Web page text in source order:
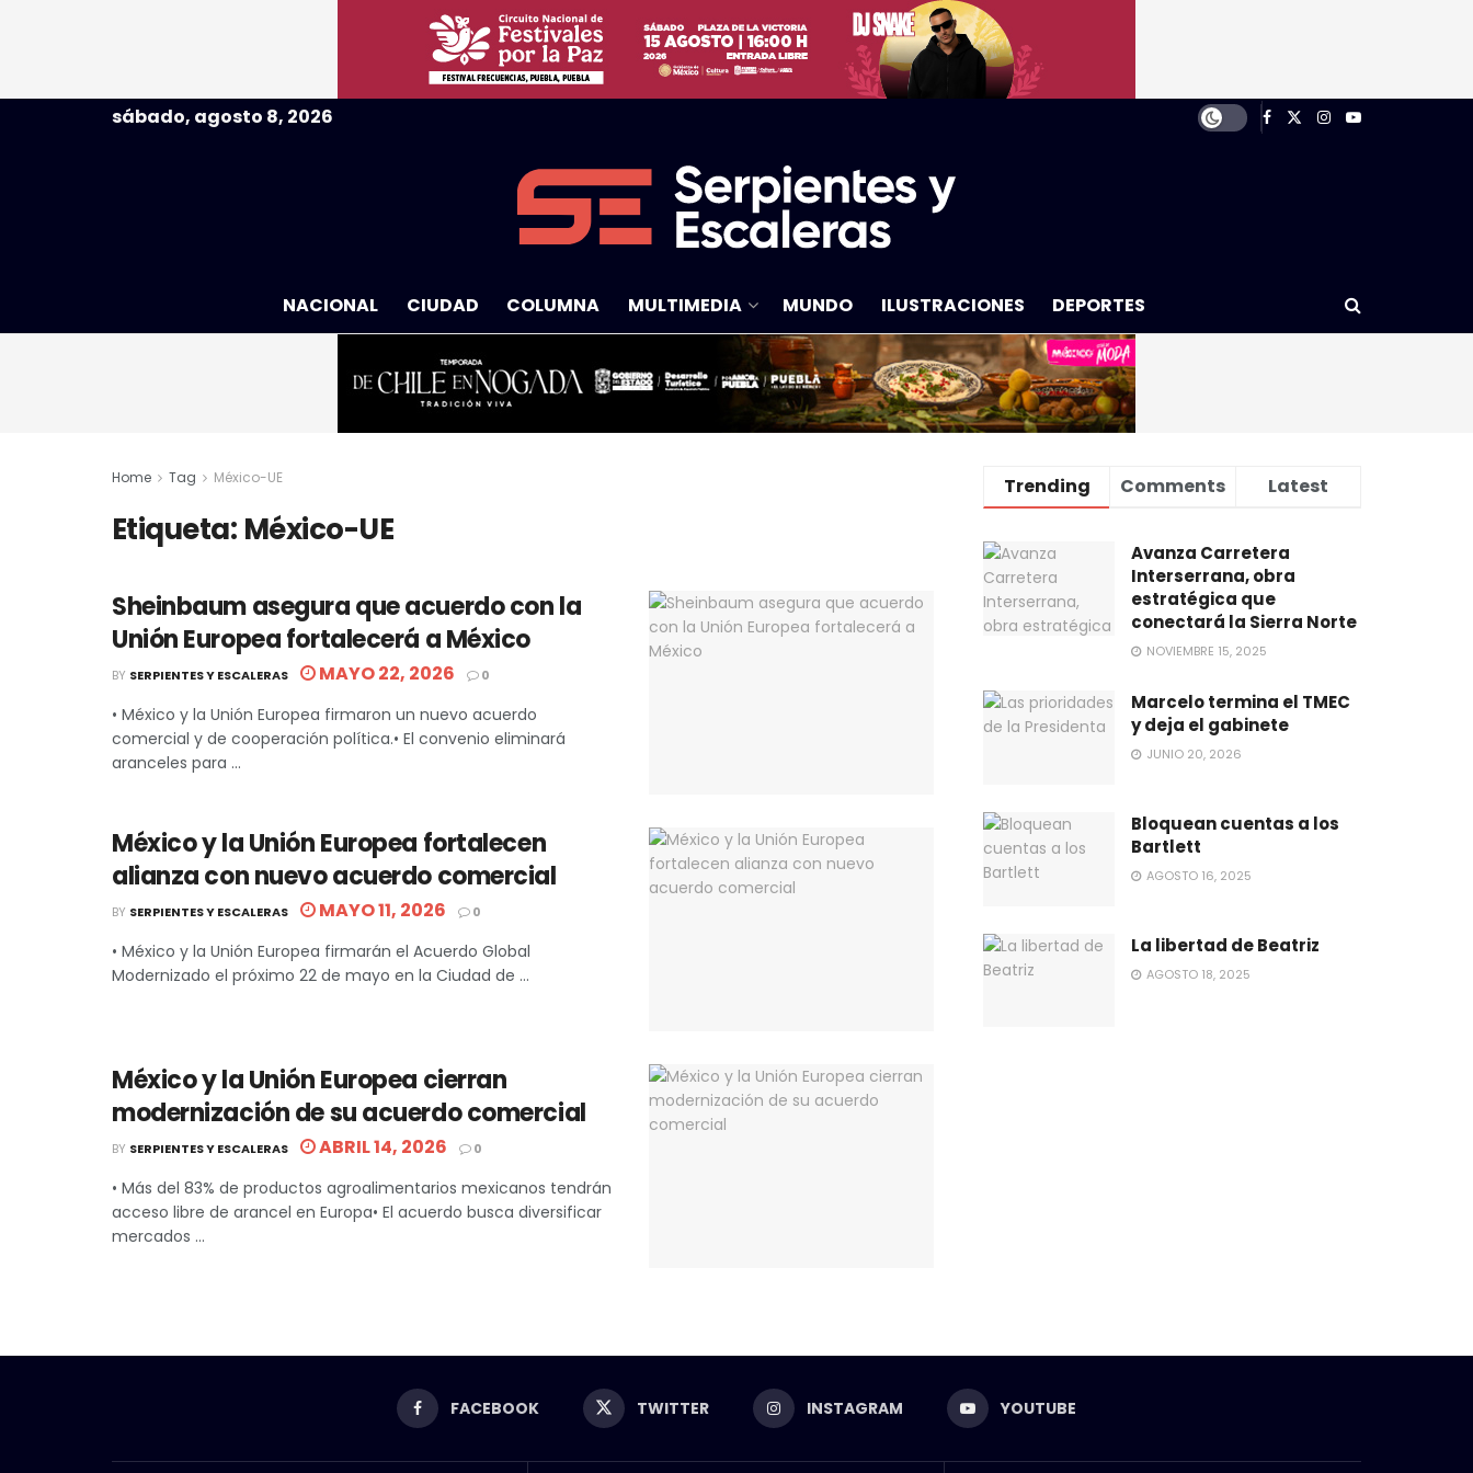
sábado, agosto 8, 2026
NACIONAL CIUDAD COLUMNA MULTIMEDIA MUNDO ILUSTRACIONES DEPORTES
Home Tag México-UE
Etiqueta: México-UE
Sheinbaum asegura que acuerdo con la
Unión Europea fortalecerá a México
BY SERPIENTES Y ESCALERAS MAYO 22, 2026 0
• México y la Unión Europea firmaron un nuevo acuerdo
comercial y de cooperación política.• El convenio eliminará
aranceles para ...
México y la Unión Europea fortalecen
alianza con nuevo acuerdo comercial
BY SERPIENTES Y ESCALERAS MAYO 11, 2026 0
• México y la Unión Europea firmarán el Acuerdo Global
Modernizado el próximo 22 de mayo en la Ciudad de ...
México y la Unión Europea cierran
modernización de su acuerdo comercial
BY SERPIENTES Y ESCALERAS ABRIL 14, 2026 0
• Más del 83% de productos agroalimentarios mexicanos tendrán
acceso libre de arancel en Europa• El acuerdo busca diversificar
mercados ...
Trending Comments Latest
Avanza Carretera
Interserrana, obra
estratégica que
conectará la Sierra Norte
NOVIEMBRE 15, 2025
Marcelo termina el TMEC
y deja el gabinete
JUNIO 20, 2026
Bloquean cuentas a los
Bartlett
AGOSTO 16, 2025
La libertad de Beatriz
AGOSTO 18, 2025
FACEBOOK TWITTER INSTAGRAM YOUTUBE